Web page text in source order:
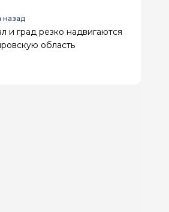
назад
и град резко надвигаются
область